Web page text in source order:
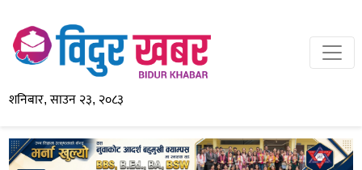
शनिबार, साउन २३, २०८३